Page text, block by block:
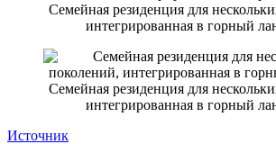
Семейная резиденция для
интегрированная в горный
Семейная резиденция для
интегрированная в горный
Источник